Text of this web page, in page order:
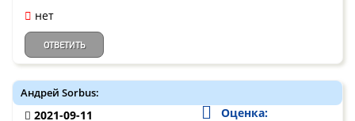
нет
ОТВЕТИТЬ
Андрей Sorbus:
2021-09-11
Оценка: